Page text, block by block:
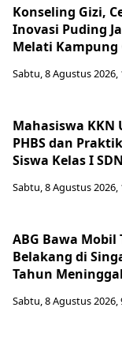
Konseling Gizi,
Inovasi Puding
Melati Kampung
Sabtu, 8 Agustus 2026,
Mahasiswa KKN
PHBS dan
Siswa Kelas I
Sabtu, 8 Agustus 2026,
ABG Bawa
Belakang di
Tahun Meninggal
Sabtu, 8 Agustus 2026,